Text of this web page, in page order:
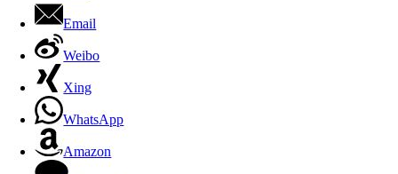
Email
Weibo
Xing
WhatsApp
Amazon